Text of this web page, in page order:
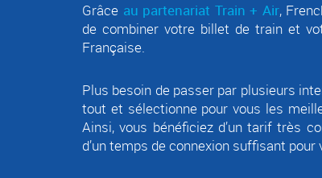
Grâce au partenariat Train + Air,
de combiner votre billet de train et
Française.
Plus besoin de passer par plusieurs
tout et sélectionne pour vous les
Ainsi, vous bénéficiez d’un tarif très
d’un temps de connexion suffisant